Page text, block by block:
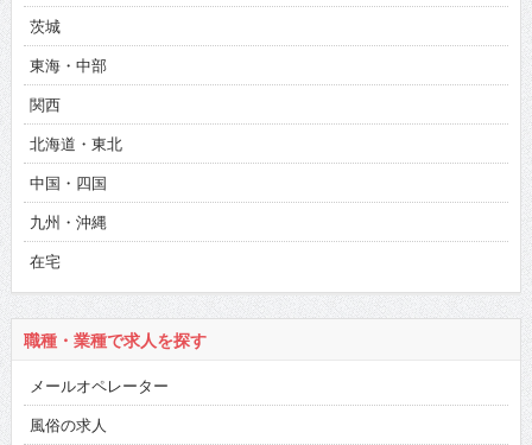
茨城
東海・中部
関西
北海道・東北
中国・四国
九州・沖縄
在宅
職種・業種で求人を探す
メールオペレーター
風俗の求人